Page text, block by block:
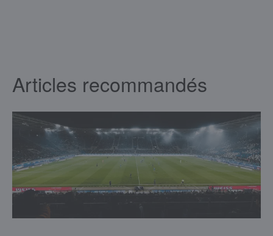
Articles recommandés